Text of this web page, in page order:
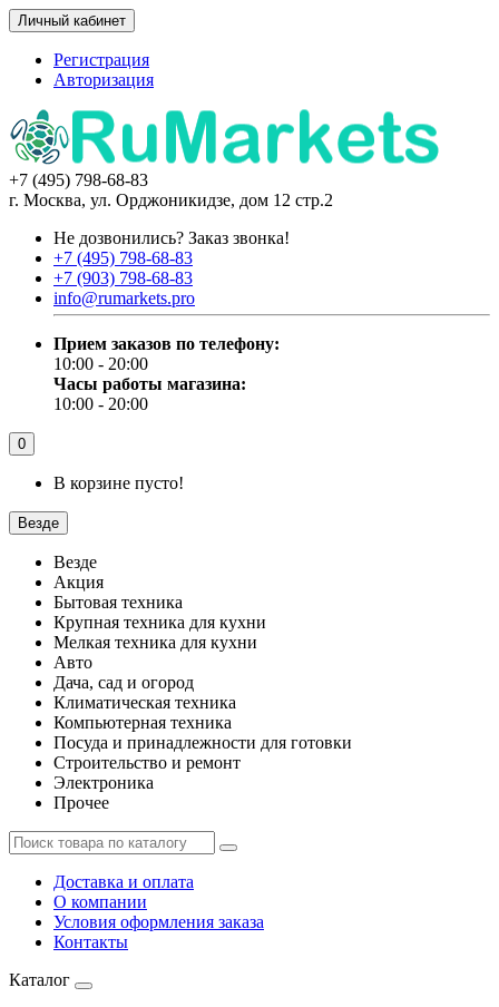
Личный кабинет
Регистрация
Авторизация
+7 (495) 798-68-83
г. Москва, ул. Орджоникидзе, дом 12 стр.2
Не дозвонились? Заказ звонка!
+7 (495) 798-68-83
+7 (903) 798-68-83
info@rumarkets.pro
Прием заказов по телефону:
10:00 - 20:00
Часы работы магазина:
10:00 - 20:00
0
В корзине пусто!
Везде
Везде
Акция
Бытовая техника
Крупная техника для кухни
Мелкая техника для кухни
Авто
Дача, сад и огород
Климатическая техника
Компьютерная техника
Посуда и принадлежности для готовки
Строительство и ремонт
Электроника
Прочее
Доставка и оплата
О компании
Условия оформления заказа
Контакты
Каталог